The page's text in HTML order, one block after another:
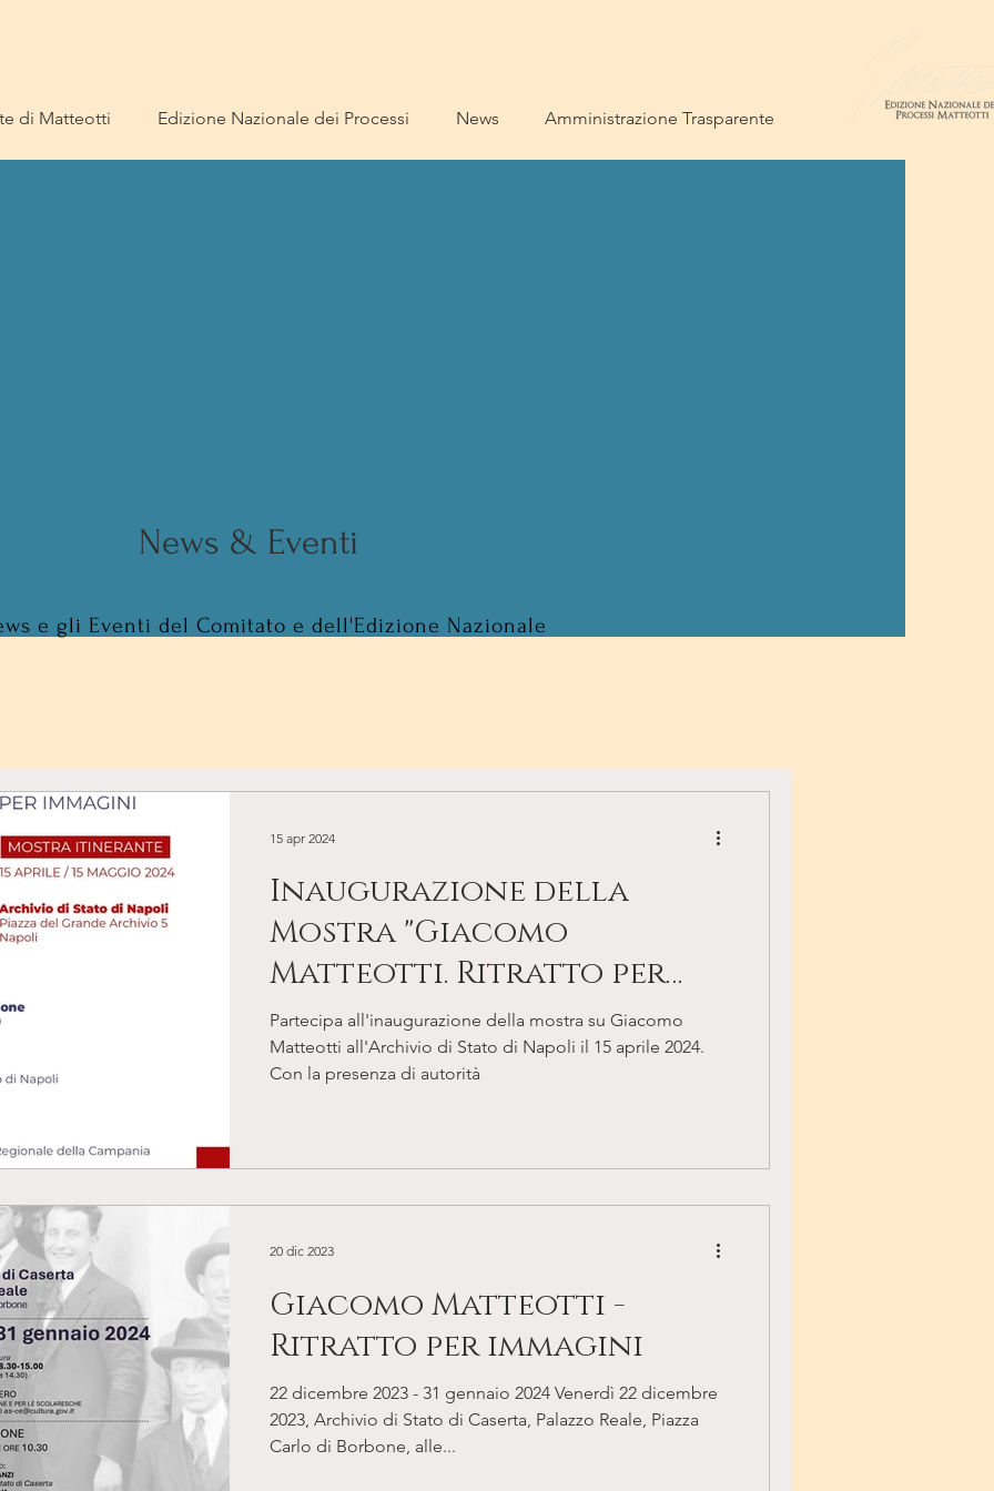
di Matteotti Edizione Nazionale dei Processi News Amministrazione Trasparente
News & Eventi
e gli Eventi del Comitato e dell'Edizione Nazionale
Inaugurazione della
Mostra "Giacomo
Matteotti. Ritratto per
immagini" all'Archivio di
Stato di Napoli
Partecipa all'inaugurazione della mostra su Giacomo
Matteotti all'Archivio di Stato di Napoli il 15 aprile 2024.
Con la presenza di autorità
15 apr 2024
Giacomo Matteotti -
Ritratto per immagini
22 dicembre 2023 - 31 gennaio 2024 Venerdì 22 dicembre
2023, Archivio di Stato di Caserta, Palazzo Reale, Piazza
Carlo di Borbone, alle...
20 dic 2023